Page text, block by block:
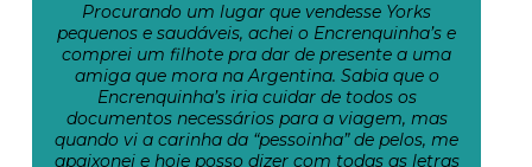
Procurando um lugar que vendesse Yorks
pequenos e saudáveis, achei o Encrenquinha’s e
comprei um filhote pra dar de presente a uma
amiga que mora na Argentina. Sabia que o
Encrenquinha’s iria cuidar de todos os
documentos necessários para a viagem, mas
quando vi a carinha da “pessoinha” de pelos, me
apaixonei e hoje posso dizer com todas as letras